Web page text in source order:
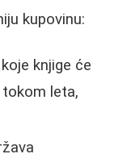
kupovinu:
knjige će
leta,